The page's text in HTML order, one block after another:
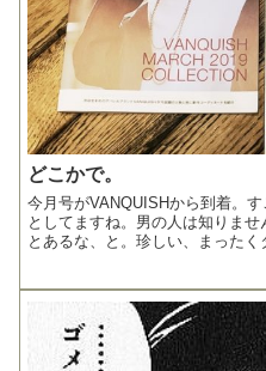
どこかで。
今月号がVANQUISHから到着。
としてますね。男の人は知りま
とあるな、と。珍しい、まったく